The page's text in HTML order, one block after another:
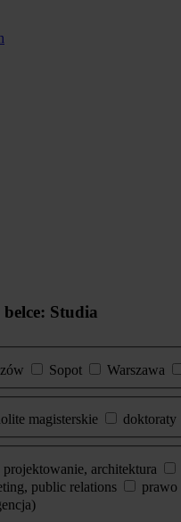
Studia
Sopot Warszawa
magisterskie doktoraty
projektowanie, architektura
public relations prawo